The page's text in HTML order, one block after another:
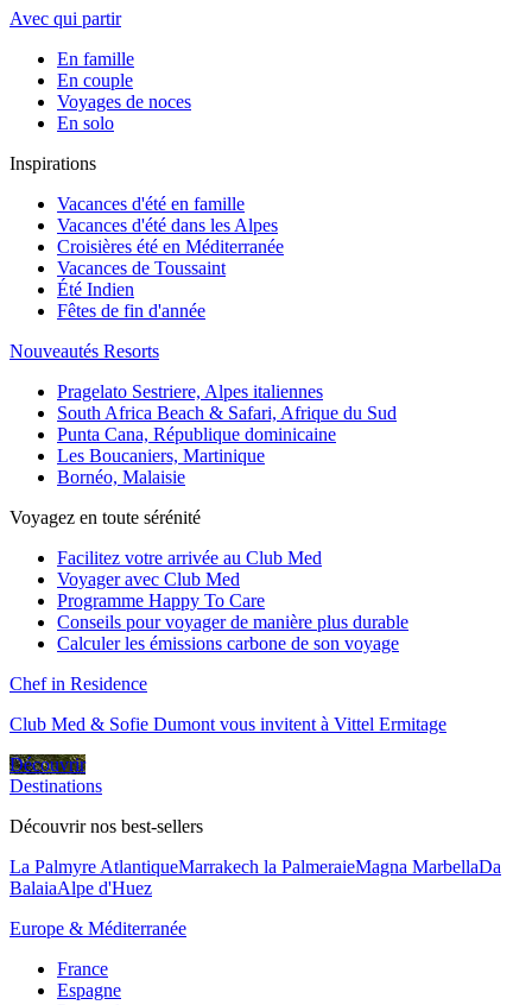
Avec qui partir
En famille
En couple
Voyages de noces
En solo
Inspirations
Vacances d'été en famille
Vacances d'été dans les Alpes
Croisières été en Méditerranée
Vacances de Toussaint
Été Indien
Fêtes de fin d'année
Nouveautés Resorts
Pragelato Sestriere, Alpes italiennes
South Africa Beach & Safari, Afrique du Sud
Punta Cana, République dominicaine
Les Boucaniers, Martinique
Bornéo, Malaisie
Voyagez en toute sérénité
Facilitez votre arrivée au Club Med
Voyager avec Club Med
Programme Happy To Care
Conseils pour voyager de manière plus durable
Calculer les émissions carbone de son voyage
Chef in Residence
Club Med & Sofie Dumont vous invitent à Vittel Ermitage
Découvrir
Destinations
Découvrir nos best-sellers
La Palmyre AtlantiqueMarrakech la PalmeraieMagna MarbellaDa
BalaiaAlpe d'Huez
Europe & Méditerranée
France
Espagne